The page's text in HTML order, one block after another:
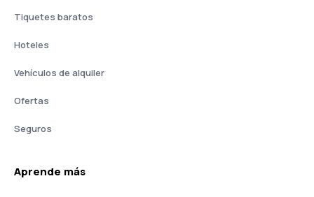
Tiquetes baratos
Hoteles
Vehículos de alquiler
Ofertas
Seguros
Aprende más